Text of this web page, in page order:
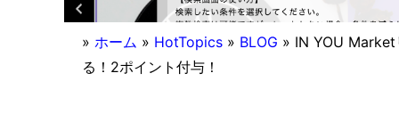
» ホーム » HotTopics » BLOG » IN YOU Market
る！2ポイント付与！